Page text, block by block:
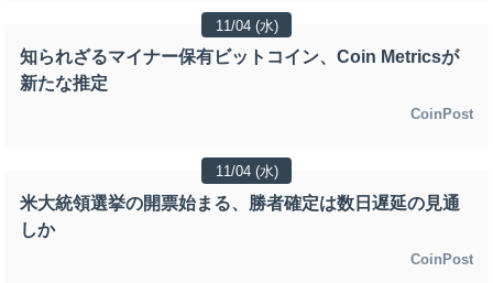
11/04 (水)
知られざるマイナー保有ビットコイン、Coin Metricsが
新たな推定
CoinPost
11/04 (水)
米大統領選挙の開票始まる、勝者確定は数日遅延の見通
しか
CoinPost